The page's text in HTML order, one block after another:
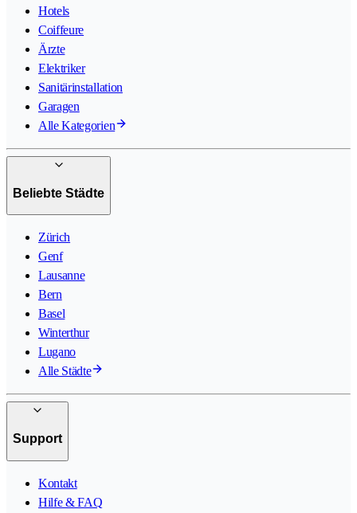
Hotels
Coiffeure
Ärzte
Elektriker
Sanitärinstallation
Garagen
Alle Kategorien
Beliebte Städte
Zürich
Genf
Lausanne
Bern
Basel
Winterthur
Lugano
Alle Städte
Support
Kontakt
Hilfe & FAQ